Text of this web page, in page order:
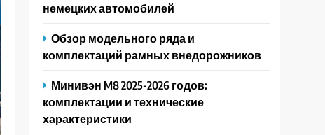
немецких автомобилей
Обзор модельного ряда и
комплектаций рамных внедорожников
Минивэн M8 2025-2026 годов:
комплектации и технические
характеристики